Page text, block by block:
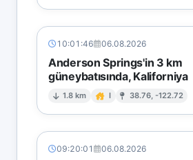
10:01:46 06.08.2026
Anderson Springs'in 3 km
güneybatısında, Kaliforniya
1.8 km I 38.76, -122.72
09:20:01 06.08.2026